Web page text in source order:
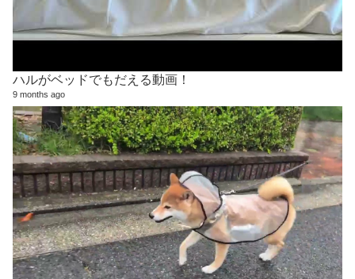
ハルがベッドでもだえる動画！
9 months ago